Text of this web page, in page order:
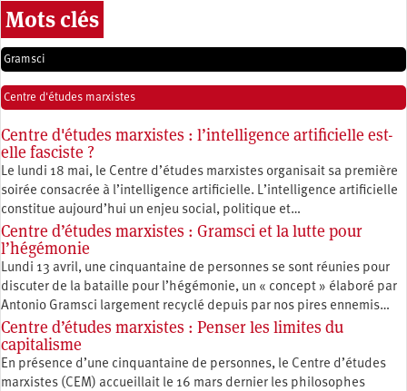
Mots clés
Gramsci
Centre d'études marxistes
Centre d'études marxistes : l’intelligence artificielle est-
elle fasciste ?
Le lundi 18 mai, le Centre d’études marxistes organisait sa première
soirée consacrée à l’intelligence artificielle. L’intelligence artificielle
constitue aujourd’hui un enjeu social, politique et…
Centre d’études marxistes : Gramsci et la lutte pour
l’hégémonie
Lundi 13 avril, une cinquantaine de personnes se sont réunies pour
discuter de la bataille pour l’hégémonie, un « concept » élaboré par
Antonio Gramsci largement recyclé depuis par nos pires ennemis…
Centre d’études marxistes : Penser les limites du
capitalisme
En présence d’une cinquantaine de personnes, le Centre d’études
marxistes (CEM) accueillait le 16 mars dernier les philosophes